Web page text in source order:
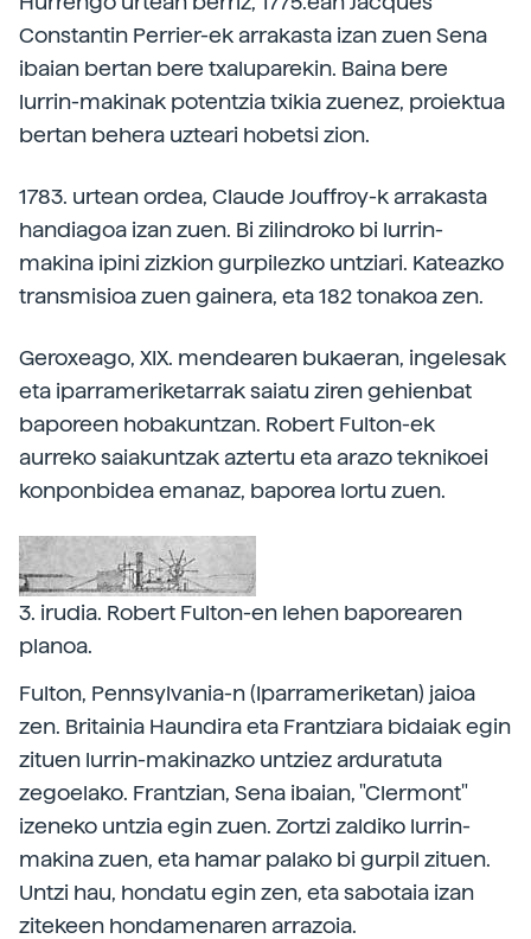
Constantin Perrier-ek arrakasta izan zuen Sena
ibaian bertan bere txaluparekin. Baina bere
lurrin-makinak potentzia txikia zuenez, proiektua
bertan behera uzteari hobetsi zion.
1783. urtean ordea, Claude Jouffroy-k arrakasta
handiagoa izan zuen. Bi zilindroko bi lurrin-
makina ipini zizkion gurpilezko untziari. Kateazko
transmisioa zuen gainera, eta 182 tonakoa zen.
Geroxeago, XIX. mendearen bukaeran, ingelesak
eta iparrameriketarrak saiatu ziren gehienbat
baporeen hobakuntzan. Robert Fulton-ek
aurreko saiakuntzak aztertu eta arazo teknikoei
konponbidea emanaz, baporea lortu zuen.
3. irudia. Robert Fulton-en lehen baporearen
planoa.
Fulton, Pennsylvania-n (Iparrameriketan) jaioa
zen. Britainia Haundira eta Frantziara bidaiak egin
zituen lurrin-makinazko untziez arduratuta
zegoelako. Frantzian, Sena ibaian, "Clermont"
izeneko untzia egin zuen. Zortzi zaldiko lurrin-
makina zuen, eta hamar palako bi gurpil zituen.
Untzi hau, hondatu egin zen, eta sabotaia izan
zitekeen hondamenaren arrazoia.